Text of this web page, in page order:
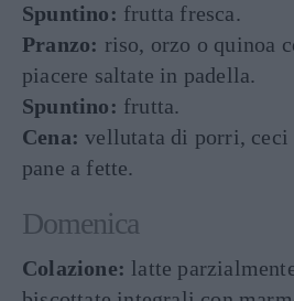
Spuntino: frutta fresca.
Pranzo: riso, orzo o quinoa
piacere saltate in padella.
Spuntino: frutta.
Cena: vellutata di porri, ceci
pane a fette.
Domenica
Colazione: latte